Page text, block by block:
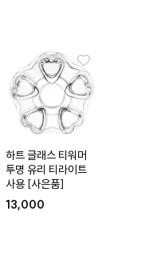
하트 글래스 티워머
투명 유리 티라이트
사용 [사은품]
13,000